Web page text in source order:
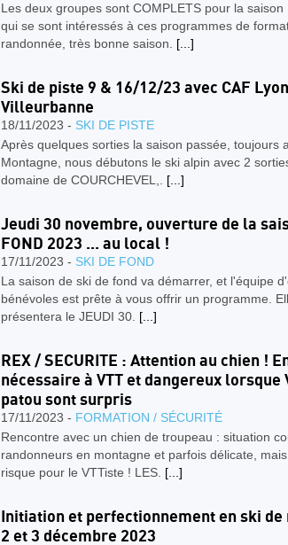
Les deux groupes sont COMPLETS pour la
qui se sont intéressés à ces programmes de
randonnée, très bonne saison. [...]
Ski de piste 9 & 16/12/23 avec CAF Lyon
Villeurbanne
18/11/2023 - SKI DE PISTE
Après quelques sorties la saison passée, toujours
Montagne, nous débutons le ski alpin avec 2
domaine de COURCHEVEL,. [...]
Jeudi 30 novembre, ouverture de la
FOND 2023 ... au local !
17/11/2023 - SKI DE FOND
La saison de ski de fond va démarrer, et l'équipe
bénévoles est prête à vous offrir un programme.
présentera le JEUDI 30. [...]
REX / SECURITE : Attention au chien !
nécessaire à VTT et dangereux lorsque
patou sont surpris
17/11/2023 - FORMATION / SÉCURITÉ
Rencontre avec un chien de troupeau : situation
randonneurs en montagne et parfois délicate,
risque pour le VTTiste ! LES. [...]
Initiation et perfectionnement en ski de
2 et 3 décembre 2023